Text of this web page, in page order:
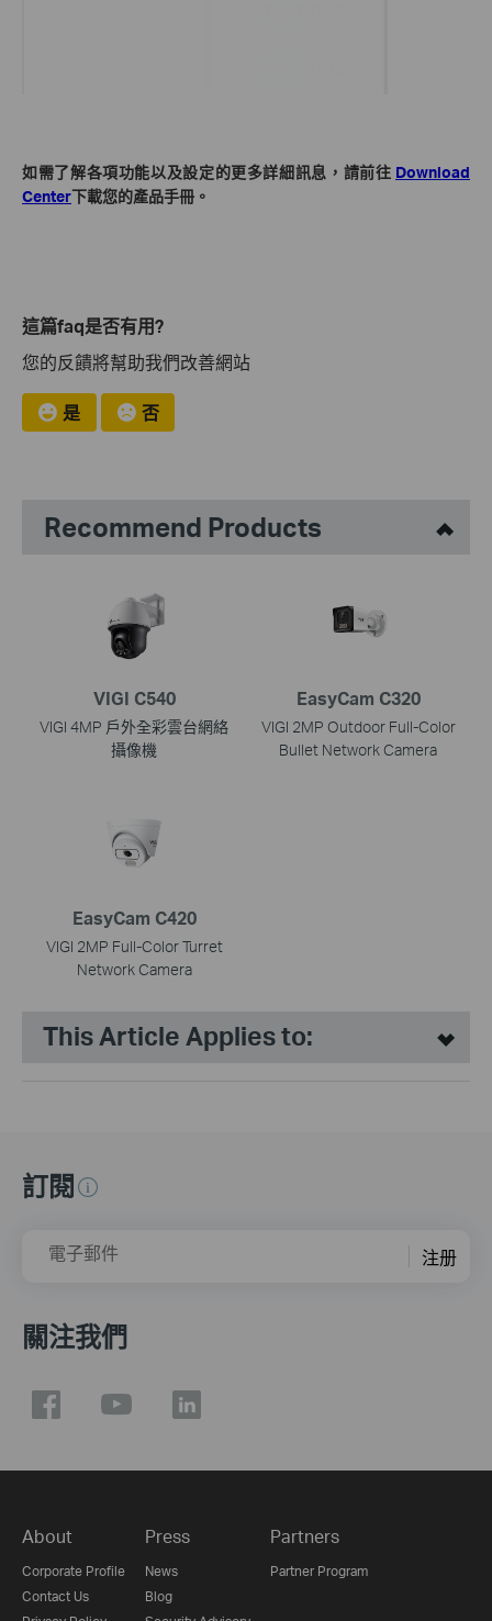
如需了解各項功能以及設定的更多詳細訊息，請前往 Download
Center下載您的產品手冊。
這篇faq是否有用?
您的反饋將幫助我們改善網站
是 否
Recommend Products
VIGI C540
VIGI 4MP 戶外全彩雲台網絡
攝像機
EasyCam C320
VIGI 2MP Outdoor Full-Color
Bullet Network Camera
EasyCam C420
VIGI 2MP Full-Color Turret
Network Camera
This Article Applies to:
訂閱
電子郵件 注册
關注我們
About
Corporate Profile
Contact Us
Press
News
Blog
Partners
Partner Program